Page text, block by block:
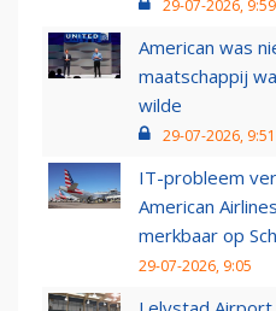
29-07-2026, 9:59
American was
maatschappij
wilde
29-07-2026, 9:51
IT-probleem
American
merkbaar op
29-07-2026, 9:05